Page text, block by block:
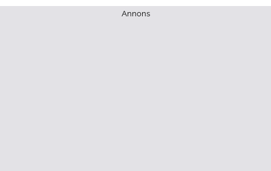
Annons